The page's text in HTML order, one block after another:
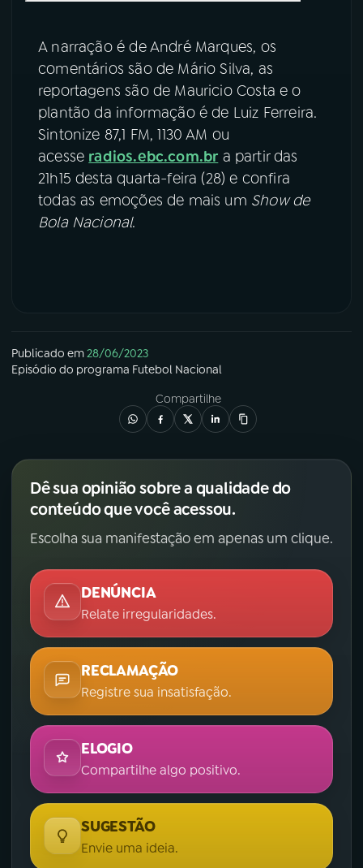
A narração é de André Marques, os
comentários são de Mário Silva, as
reportagens são de Mauricio Costa e o
plantão da informação é de Luiz Ferreira.
Sintonize 87,1 FM, 1130 AM ou
acesse radios.ebc.com.br a partir das
21h15 desta quarta-feira (28) e confira
todas as emoções de mais um Show de
Bola Nacional.
Publicado em28/06/2023
Episódio do programa Futebol Nacional
Compartilhe
Dê sua opinião sobre a qualidade do
conteúdo que você acessou.
Escolha sua manifestação em apenas um clique.
DENÚNCIA
Relate irregularidades.
RECLAMAÇÃO
Registre sua insatisfação.
ELOGIO
Compartilhe algo positivo.
SUGESTÃO
Envie uma ideia.